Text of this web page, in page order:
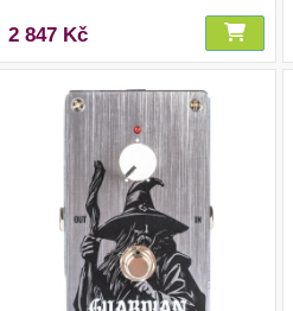
2 847 Kč